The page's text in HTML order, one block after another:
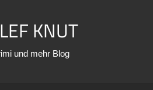
KNUT
und mehr Blog